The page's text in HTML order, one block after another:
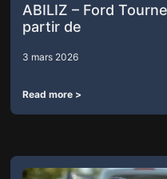
ABILIZ – Ford
partir de
3 mars 2026
Read more >